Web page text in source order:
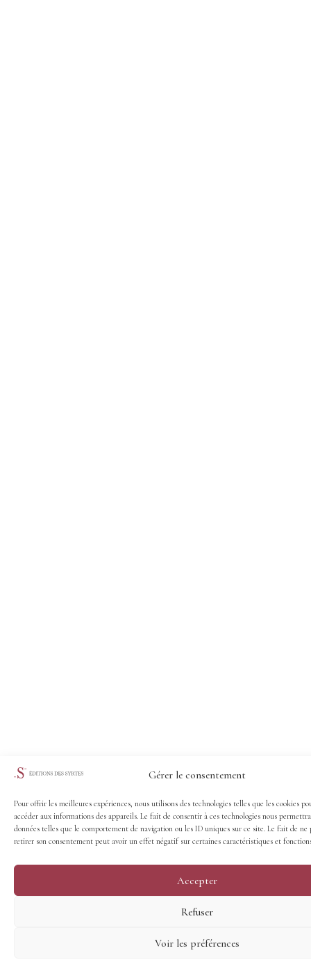
Gérer le consentement
Pour offrir les meilleures expériences, nous utilisons des technologies telles que les cookies
accéder aux informations des appareils. Le fait de consentir à ces technologies nous
données telles que le comportement de navigation ou les ID uniques sur ce site. Le fait de ne
retirer son consentement peut avoir un effet négatif sur certaines caractéristiques et
Accepter
Refuser
Voir les préférences